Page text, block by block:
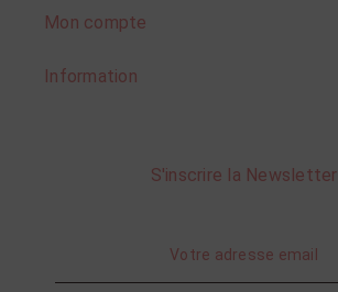
Mon compte
Information
S'inscrire la Newsletter